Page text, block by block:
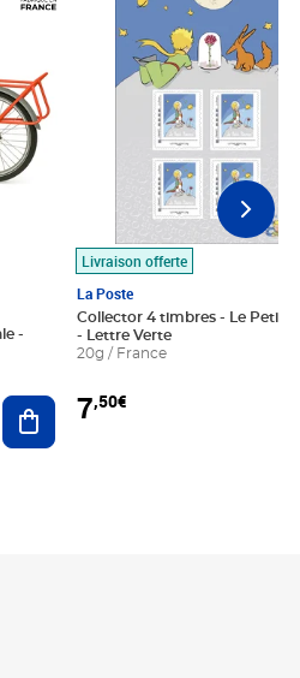
Ajouter au panier
Livraison offerte
La Poste
Collector 4 timbres - Le Petit
- Lettre Verte
20g / France
7,50€